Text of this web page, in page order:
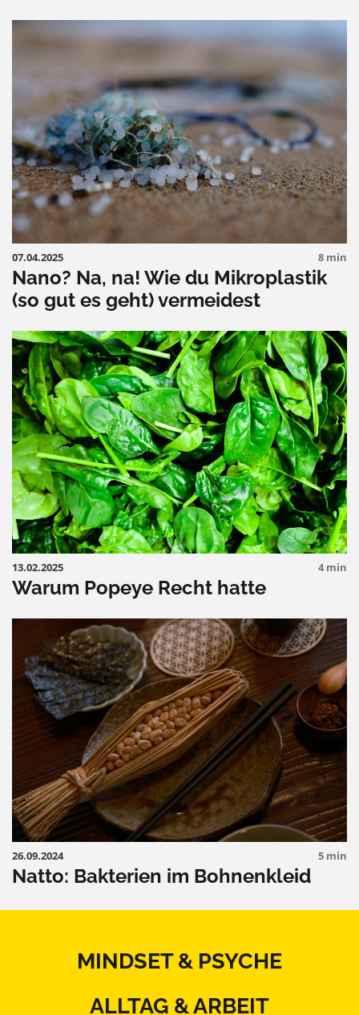
07.04.2025 8 min
Nano? Na, na! Wie du Mikroplastik
(so gut es geht) vermeidest
13.02.2025 4 min
Warum Popeye Recht hatte
26.09.2024 5 min
Natto: Bakterien im Bohnenkleid
MINDSET & PSYCHE
ALLTAG & ARBEIT